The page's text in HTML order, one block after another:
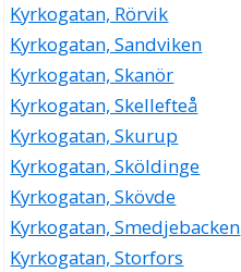
Kyrkogatan, Rörvik
Kyrkogatan, Sandviken
Kyrkogatan, Skanör
Kyrkogatan, Skellefteå
Kyrkogatan, Skurup
Kyrkogatan, Sköldinge
Kyrkogatan, Skövde
Kyrkogatan, Smedjebacken
Kyrkogatan, Storfors